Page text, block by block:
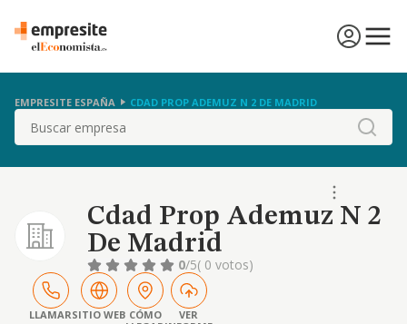
EMPRESITE ESPAÑA CDAD PROP ADEMUZ N 2 DE MADRID
Buscar
Cdad Prop Ademuz N 2
De Madrid
0/5( 0 votos)
LLAMARSITIO WEB CÓMO
VER